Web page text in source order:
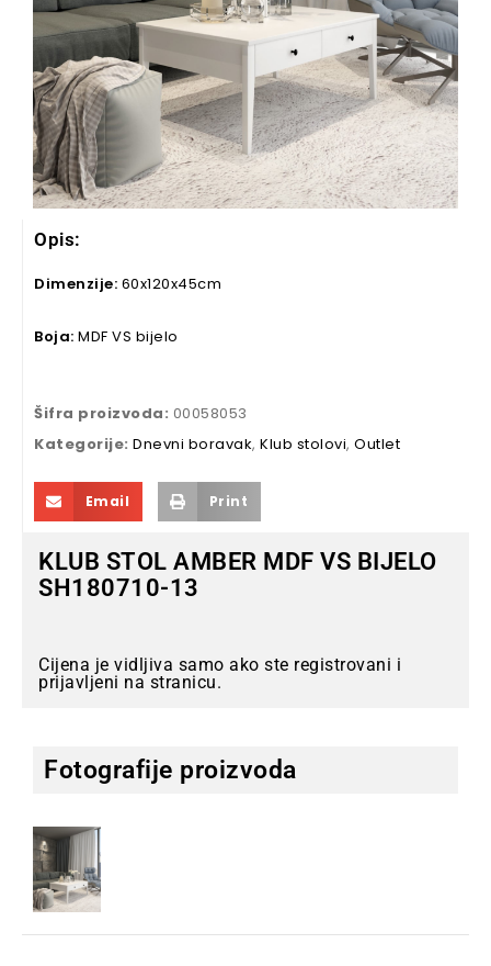
Opis:
Dimenzije: 60x120x45cm
Boja: MDF VS bijelo
Šifra proizvoda: 00058053
Kategorije: Dnevni boravak, Klub stolovi, Outlet
Email Print
KLUB STOL AMBER MDF VS BIJELO
SH180710-13
Cijena je vidljiva samo ako ste registrovani i
prijavljeni na stranicu.
Fotografije proizvoda